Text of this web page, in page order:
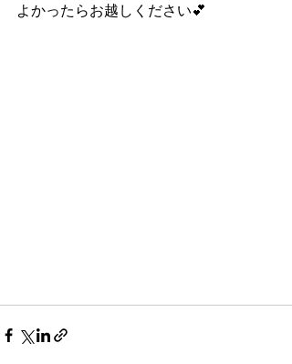
よかったらお越しください💕